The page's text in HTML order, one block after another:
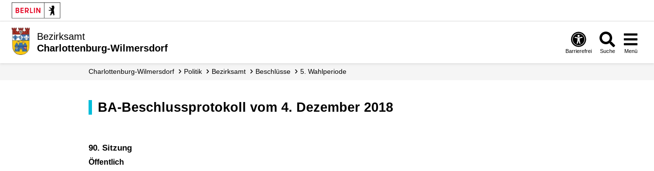
Bezirksamt
Charlottenburg-Wilmersdorf
Barrierefrei Suche Menü
Charlottenburg-Wilmersdorf Politik Bezirksamt Beschlüsse 5. Wahlperiode
BA-Beschlussprotokoll vom 4. Dezember 2018
90. Sitzung
Öffentlich